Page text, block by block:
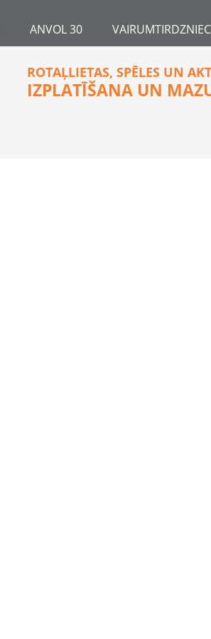
ANVOL 30
ROTAĻLIETAS, SPĒLES UN
IZPLATĪŠANA UN